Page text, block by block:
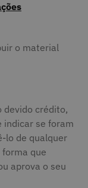
o material
devido crédito,
indicar se foram
lo de qualquer
que
aprova o seu